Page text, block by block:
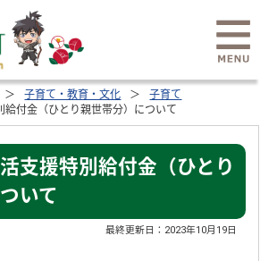
子育て・教育・文化
子育て
給付金（ひとり親世帯分）について
支援特別給付金（ひとり
いて
最終更新日： 2023年10月19日